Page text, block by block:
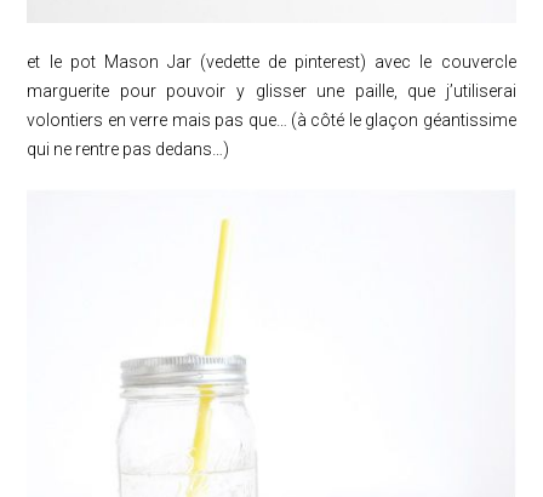
et le pot Mason Jar (vedette de pinterest) avec le couvercle
marguerite pour pouvoir y glisser une paille, que j’utiliserai
volontiers en verre mais pas que… (à côté le glaçon géantissime
qui ne rentre pas dedans…)